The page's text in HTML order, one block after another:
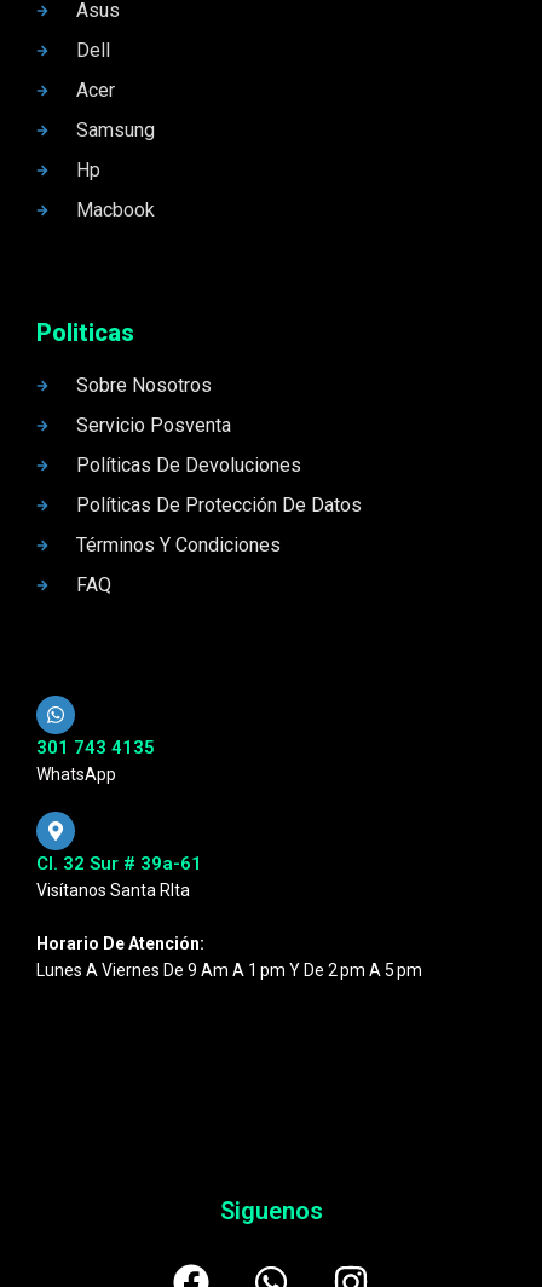
Asus
Dell
Acer
Samsung
Hp
Macbook
Politicas
Sobre Nosotros
Servicio Posventa
Políticas De Devoluciones
Políticas De Protección De Datos
Términos Y Condiciones
FAQ
301 743 4135
WhatsApp
Cl. 32 Sur # 39a-61
Visítanos Santa RIta
Horario De Atención:
Lunes A Viernes De 9 Am A 1 Pm Y De 2 Pm A 5 Pm
Siguenos